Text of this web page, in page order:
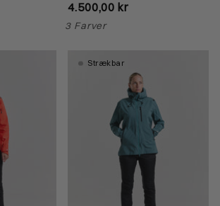
4.500,00 kr
3 Farver
Strækbar